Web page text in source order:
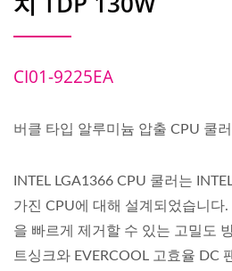
CI01-9225EA
버클 타입 알루미늄 압출 CPU 쿨러
INTEL LGA1366 CPU 쿨러는
가진 CPU에 대해 설계되었습니다
을 빠르게 제거할 수 있는 고밀도
트싱크와 EVERCOOL 고효율 DC